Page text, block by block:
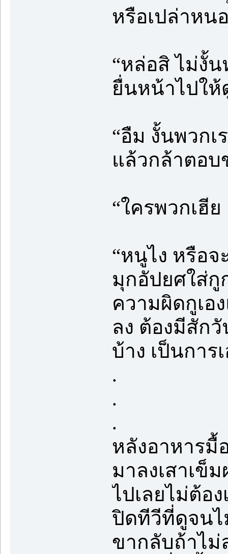
หรือเปล่าหน
“หล่อสิ ไม่งั้
ยื่นหน้าไปให้
“อืม งั้นพวก
แล้วกล้าตอบ
“ใครพวกเฮี
“หนูไง หรือจ
มุกอัปยศใส่กู
ความผิดกูเอ
ลง ต้องมีสัก
บ้าง เป็นการ
.
.
.
หลังอาหารมื้
มาลงเสาเข็
ไปเลยไม่ต้อ
ปิดทีวีที่ดูจนไ
ขากลับถ้าไม่